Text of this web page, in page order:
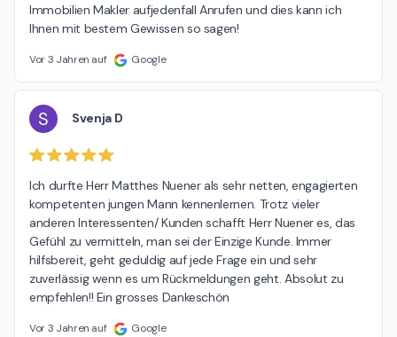
Immobilien Makler aufjedenfall Anrufen und dies kann ich
Ihnen mit bestem Gewissen so sagen!
Vor 3 Jahren auf Google
S Svenja D
Ich durfte Herr Matthes Nuener als sehr netten, engagierten
kompetenten jungen Mann kennenlernen. Trotz vieler
anderen Interessenten/ Kunden schafft Herr Nuener es, das
Gefühl zu vermitteln, man sei der Einzige Kunde. Immer
hilfsbereit, geht geduldig auf jede Frage ein und sehr
zuverlässig wenn es um Rückmeldungen geht. Absolut zu
empfehlen!! Ein grosses Dankeschön
Vor 3 Jahren auf Google